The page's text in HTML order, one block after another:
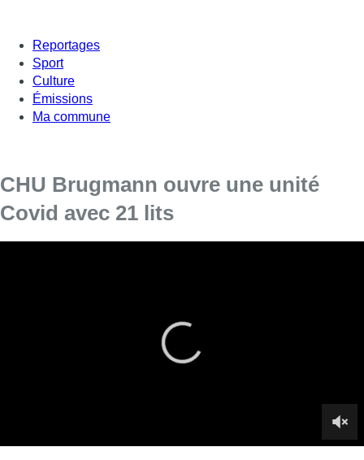
Reportages
Sport
Culture
Émissions
Ma commune
CHU Brugmann ouvre une unité
Covid avec 21 lits
Une unité Covid va voir le jour avec 21 lits supplémentaires.
Actuellement, dans l’unité des soins intensifs, 9 lits sur 10 sont
occupés par des patients sous assistance respiratoire. Pour
réalisée par le personnel soignant. Le reste des patients se
Si l’augmentation des cas se poursuit, une deuxième unité